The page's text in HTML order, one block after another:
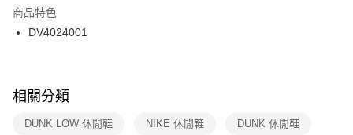
２．訂單成立數日內，您將收到繳費通知簡訊。
３．收到繳費通知簡訊後14天內，點擊此簡訊中的連結，可透過四大超商／
ATM／網路銀行／等多元方式進行付款，方視為交易完成。
※ 交易是否成功請以「AFTEE先享後付 」之結帳頁面顯示為準，若有關於
是否繳費成功／繳費後需取消欲退款等相關疑問，請聯繫「AFTEE先享後付
客戶支援中心」https://netprotections.freshdesk.com/support/home
付款後門市自取
每筆NT$100，滿NT$1,500(含以上)免運費
商品特色
DV4024001
相關分類
DUNK LOW 休閒鞋 NIKE 休閒鞋 DUNK 休閒鞋